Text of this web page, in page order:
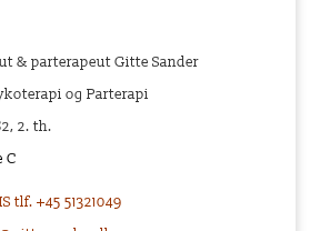
& parterapeut Gitte Sander
og Parterapi
2. th.
C
tlf. +45 51321049